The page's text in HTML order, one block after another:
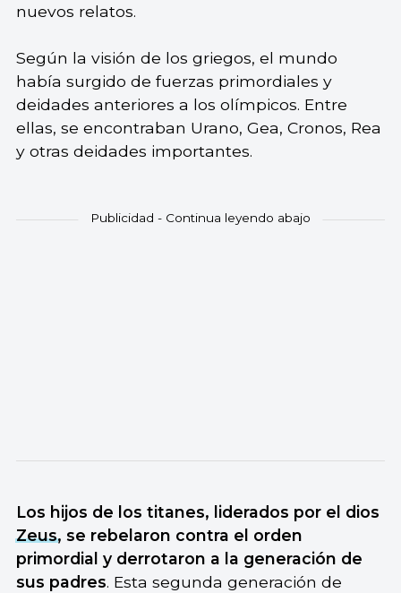
nuevos relatos.
Según la visión de los griegos, el mundo
había surgido de fuerzas primordiales y
deidades anteriores a los olímpicos. Entre
ellas, se encontraban Urano, Gea, Cronos, Rea
y otras deidades importantes.
Los hijos de los titanes, liderados por el dios
Zeus, se rebelaron contra el orden
primordial y derrotaron a la generación de
sus padres. Esta segunda generación de